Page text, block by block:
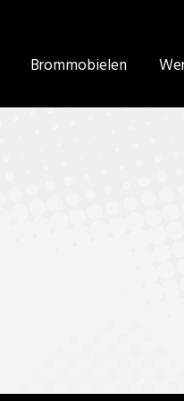
Brommobielen
Brommobielen